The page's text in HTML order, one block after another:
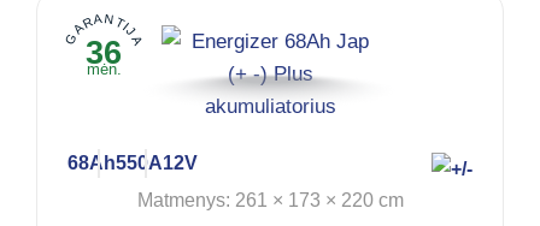
GARANTIJA
36
mėn.
68Ah550A12V
Matmenys: 261 × 173 × 220 cm